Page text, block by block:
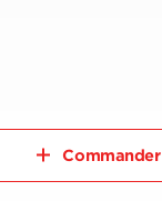
Commander